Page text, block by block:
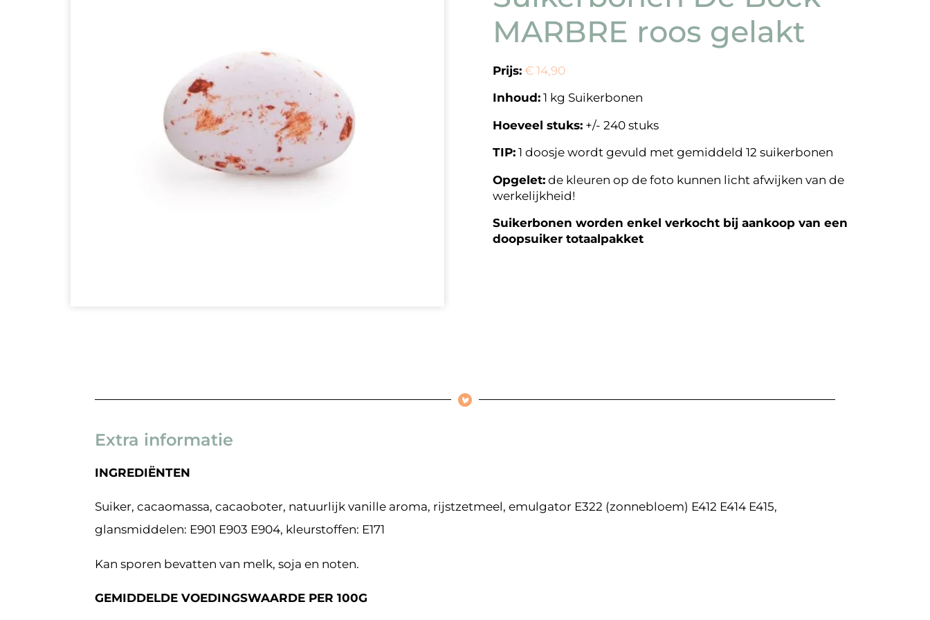
MARBRE roos gelakt
Prijs: € 14,90
Inhoud: 1 kg Suikerbonen
Hoeveel stuks: +/- 240 stuks
TIP: 1 doosje wordt gevuld met gemiddeld 12 suikerbonen
Opgelet: de kleuren op de foto kunnen licht afwijken van de
werkelijkheid!
Suikerbonen worden enkel verkocht bij aankoop van een
doopsuiker totaalpakket
Extra informatie
INGREDIËNTEN
Suiker, cacaomassa, cacaoboter, natuurlijk vanille aroma, rijstzetmeel, emulgator E322 (zonnebloem) E412 E414 E415,
glansmiddelen: E901 E903 E904, kleurstoffen: E171
Kan sporen bevatten van melk, soja en noten.
GEMIDDELDE VOEDINGSWAARDE PER 100G